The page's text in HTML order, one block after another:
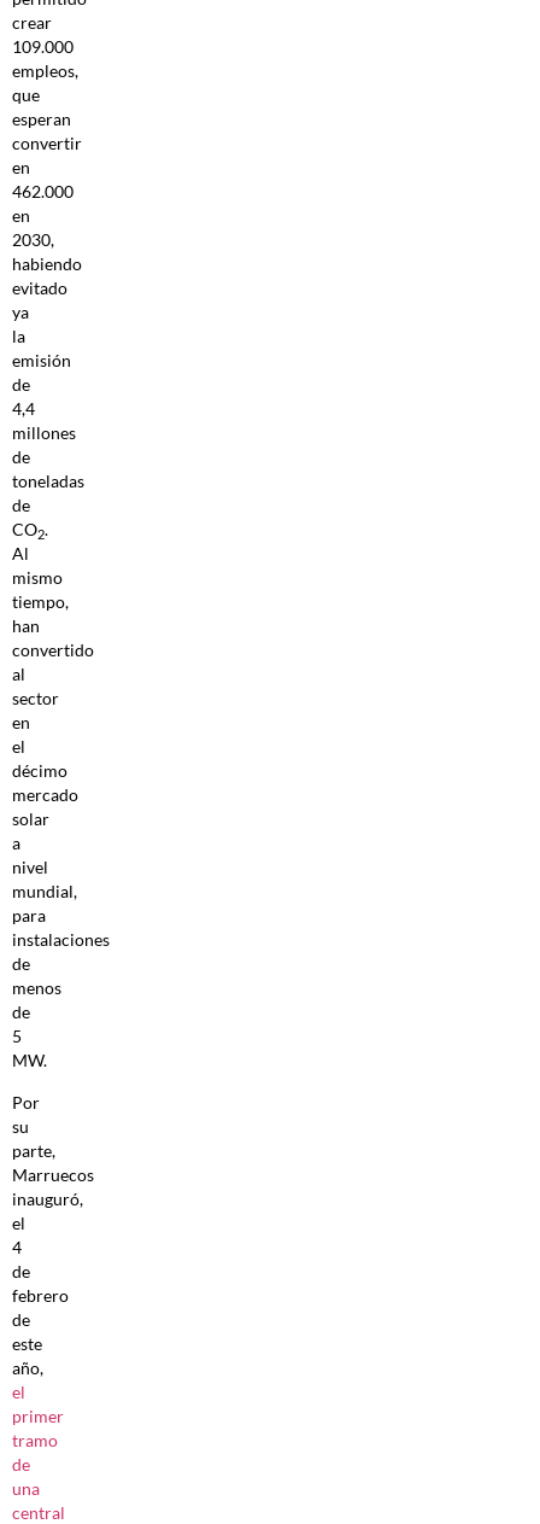
crear
109.000
empleos,
que
esperan
convertir
en
462.000
en
2030,
habiendo
evitado
ya
la
emisión
de
4,4
millones
de
toneladas
de
CO2.
Al
mismo
tiempo,
han
convertido
al
sector
en
el
décimo
mercado
solar
a
nivel
mundial,
para
instalaciones
de
menos
de
5
MW.
Por
su
parte,
Marruecos
inauguró,
el
4
de
febrero
de
este
año,
el
primer
tramo
de
una
central